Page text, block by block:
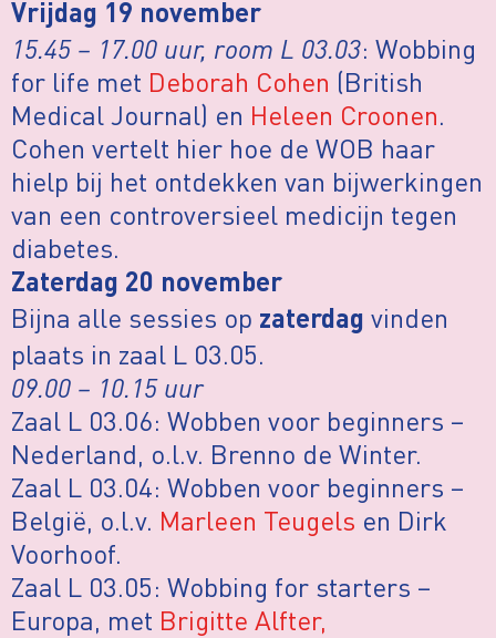
Vrijdag 19 november
15.45 – 17.00 uur, room L 03.03: Wobbing
for life met Deborah Cohen (British
Medical Journal) en Heleen Croonen.
Cohen vertelt hier hoe de WOB haar
hielp bij het ontdekken van bijwerkingen
van een controversieel medicijn tegen
diabetes.
Zaterdag 20 november
Bijna alle sessies op zaterdag vinden
plaats in zaal L 03.05.
09.00 – 10.15 uur
Zaal L 03.06: Wobben voor beginners –
Nederland, o.l.v. Brenno de Winter.
Zaal L 03.04: Wobben voor beginners –
België, o.l.v. Marleen Teugels en Dirk
Voorhoof.
Zaal L 03.05: Wobbing for starters –
Europa, met Brigitte Alfter,